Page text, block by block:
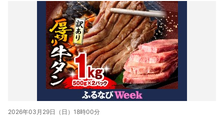
2026年03月29日（日）18時00分